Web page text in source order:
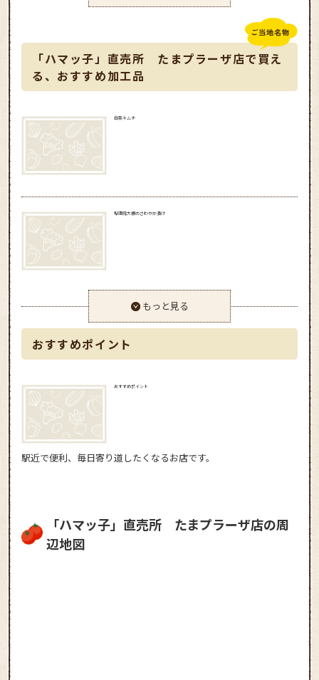
「ハマッ子」直売所 たまプラーザ店で買え
る、おすすめ加工品
白菜キムチ
聖護院大根のさわやか漬け
もっと見る
おすすめポイント
おすすめポイント
駅近で便利、毎日寄り道したくなるお店です。
「ハマッ子」直売所 たまプラーザ店の周
辺地図